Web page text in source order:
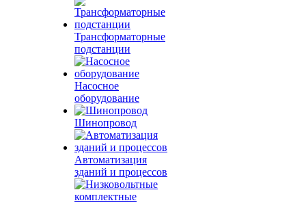
Трансформаторные
подстанции
Насосное
оборудование
Шинопровод
Автоматизация
зданий и процессов